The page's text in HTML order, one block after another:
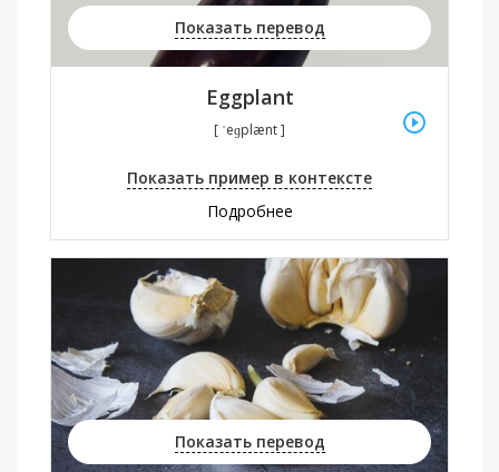
Показать перевод
Eggplant
[ ˈeɡplænt ]
Показать пример в контексте
Подробнее
Показать перевод